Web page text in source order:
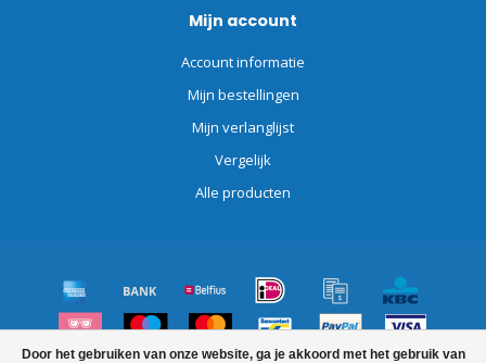
Door het gebruiken van onze website, ga je akkoord met het gebruik van
Mijn account
Account informatie
Mijn bestellingen
Mijn verlanglijst
Vergelijk
Alle producten